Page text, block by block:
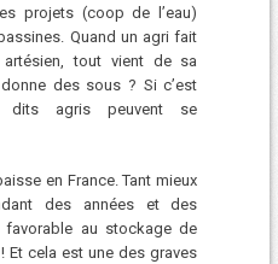
projets (coop de l’eau)
Quand un agri fait
tout vient de sa
des sous ? Si c’est
dits agris peuvent se
en France. Tant mieux
des années et des
favorable au stockage de
Et cela est une des graves